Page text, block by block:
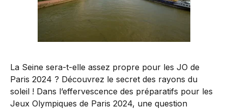
La Seine sera-t-elle assez propre pour les JO de
Paris 2024 ? Découvrez le secret des rayons du
soleil ! Dans l’effervescence des préparatifs pour les
Jeux Olympiques de Paris 2024, une question